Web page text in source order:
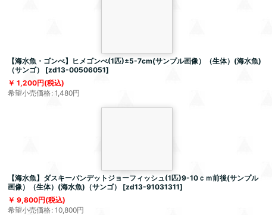
【海水魚・ゴンべ】ヒメゴンべ(1匹)±5-7cm(サンプル画像）（生体）(海水魚)
（サンゴ）
[zd13-00506051]
1,200円(税込)
希望小売価格: 1,480円
【海水魚】ダスキーバンデットジョーフィッシュ(1匹)9-10ｃｍ前後(サンプル
画像）（生体）(海水魚)（サンゴ）
[zd13-91031311]
9,800円(税込)
希望小売価格: 10,800円